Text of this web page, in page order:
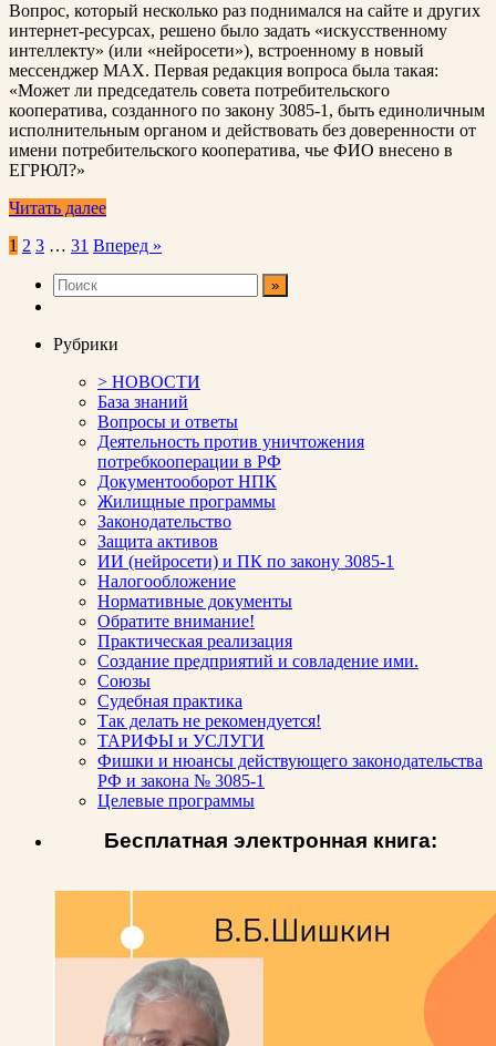
Вопрос, который несколько раз поднимался на сайте и других
интернет-ресурсах, решено было задать «искусственному
интеллекту» (или «нейросети»), встроенному в новый
мессенджер MAX. Первая редакция вопроса была такая:
«Может ли председатель совета потребительского
кооператива, созданного по закону 3085-1, быть единоличным
исполнительным органом и действовать без доверенности от
имени потребительского кооператива, чье ФИО внесено в
ЕГРЮЛ?»
Читать далее
Пагинация
записей
1 2 3 … 31 Вперед »
Рубрики
> НОВОСТИ
База знаний
Вопросы и ответы
Деятельность против уничтожения
потребкооперации в РФ
Документооборот НПК
Жилищные программы
Законодательство
Защита активов
ИИ (нейросети) и ПК по закону 3085-1
Налогообложение
Нормативные документы
Обратите внимание!
Практическая реализация
Создание предприятий и совладение ими.
Союзы
Судебная практика
Так делать не рекомендуется!
ТАРИФЫ и УСЛУГИ
Фишки и нюансы действующего законодательства
РФ и закона № 3085-1
Целевые программы
Бесплатная электронная книга: